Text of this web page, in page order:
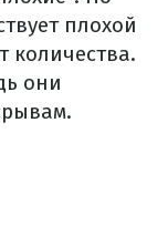
плохой
количества.
они